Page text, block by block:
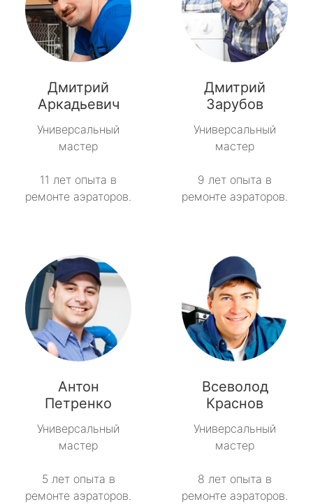
Дмитрий
Аркадьевич
Универсальный
мастер
11 лет опыта в
ремонте аэраторов.
Дмитрий
Зарубов
Универсальный
мастер
9 лет опыта в
ремонте аэраторов.
Антон
Петренко
Универсальный
мастер
5 лет опыта в
ремонте аэраторов.
Всеволод
Краснов
Универсальный
мастер
8 лет опыта в
ремонте аэраторов.